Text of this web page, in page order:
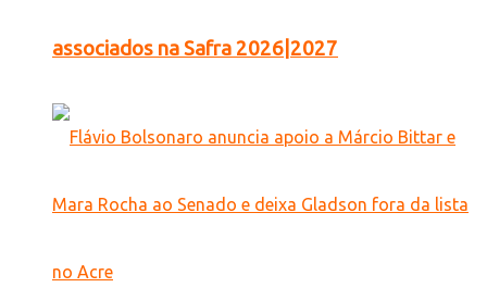
associados na Safra 2026|2027